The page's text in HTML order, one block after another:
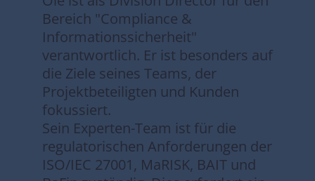
Bereich "Compliance &
Informationssicherheit"
verantwortlich. Er ist besonders auf
die Ziele seines Teams, der
Projektbeteiligten und Kunden
fokussiert.
Sein Experten-Team ist für die
regulatorischen Anforderungen der
ISO/IEC 27001, MaRISK, BAIT und